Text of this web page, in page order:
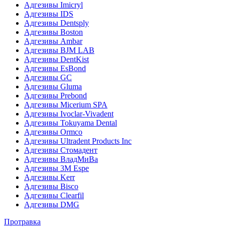
Адгезивы Imicryl
Адгезивы IDS
Адгезивы Dentsply
Адгезивы Boston
Адгезивы Ambar
Адгезивы BJM LAB
Адгезивы DentKist
Адгезивы EsBond
Адгезивы GC
Адгезивы Gluma
Адгезивы Prebond
Адгезивы Micerium SPA
Адгезивы Ivoclar-Vivadent
Адгезивы Tokuyama Dental
Адгезивы Ormco
Адгезивы Ultradent Products Inc
Адгезивы Стомадент
Адгезивы ВладМиВа
Адгезивы 3M Espe
Адгезивы Kerr
Адгезивы Bisco
Адгезивы Clearfil
Адгезивы DMG
Протравка